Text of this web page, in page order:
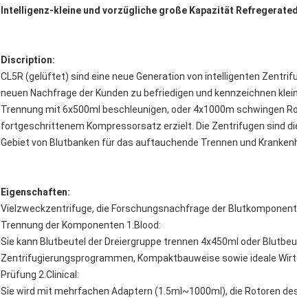
Intelligenz-kleine und vorzügliche große Kapazität
Discription:
CL5R (gelüftet) sind eine neue Generation von intelligenten
neuen Nachfrage der Kunden zu befriedigen und kennzeichnen
Trennung mit 6x500ml beschleunigen, oder 4x1000m schwingen
fortgeschrittenem Kompressorsatz erzielt. Die Zentrifugen sind
Gebiet von Blutbanken für das auftauchende Trennen und
Eigenschaften:
Vielzweckzentrifuge, die Forschungsnachfrage der
Trennung der Komponenten 1.Blood:
Sie kann Blutbeutel der Dreiergruppe trennen 4x450ml oder
Zentrifugierungsprogrammen, Kompaktbauweise sowie ideale
Prüfung 2.Clinical:
Sie wird mit mehrfachen Adaptern (1.5ml~1000ml), die Rotoren